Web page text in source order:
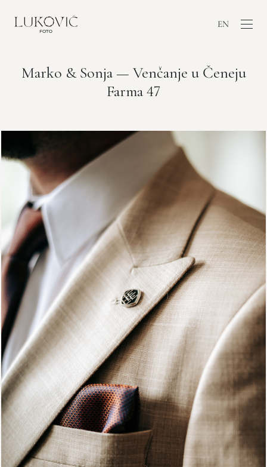
EN
Marko & Sonja — Venčanje u Čeneju
Farma 47